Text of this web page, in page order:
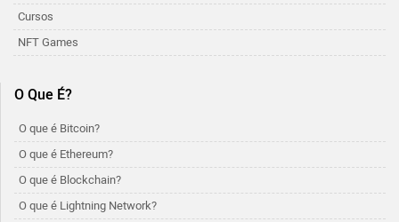
Cursos
NFT Games
O Que É?
O que é Bitcoin?
O que é Ethereum?
O que é Blockchain?
O que é Lightning Network?